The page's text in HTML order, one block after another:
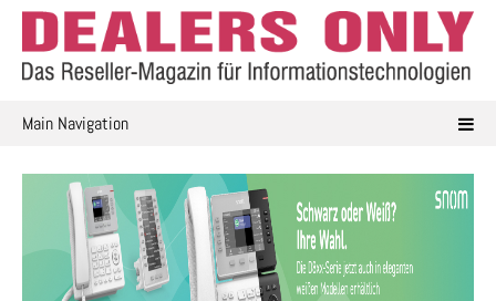
Skip
content
Main Navigation